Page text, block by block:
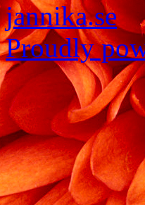
jannika.se
Proudly